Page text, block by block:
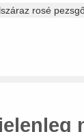
rosé